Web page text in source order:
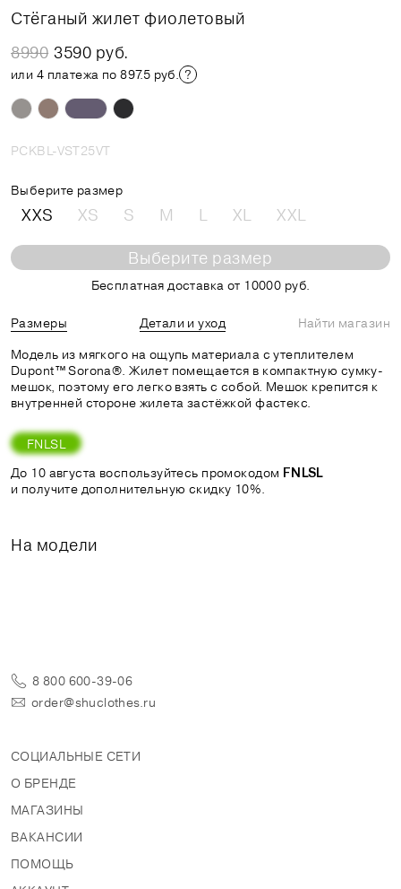
Стёганый жилет фиолетовый
8990 3590 руб.
или 4 платежа по 897.5 руб.
PCKBL-VST25VT
Выберите размер
XXS XS S M L XL XXL
Выберите размер
Бесплатная доставка от 10000 руб.
Размеры Детали и уход
Найти магазин
Модель из мягкого на ощупь материала с утеплителем
Dupont™ Sorona®. Жилет помещается в компактную сумку-
мешок, поэтому его легко взять с собой. Мешок крепится к
внутренней стороне жилета застёжкой фастекс.
FNLSL
До 10 августа воспользуйтесь промокодом FNLSL
и получите дополнительную скидку 10%.
На модели
8 800 600-39-06
order@shuclothes.ru
СОЦИАЛЬНЫЕ СЕТИ
О БРЕНДЕ
МАГАЗИНЫ
ВАКАНСИИ
ПОМОЩЬ